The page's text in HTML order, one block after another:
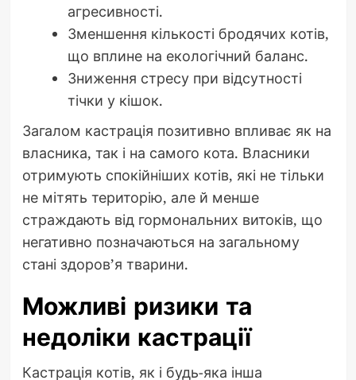
агресивності.
Зменшення кількості бродячих котів,
що вплине на екологічний баланс.
Зниження стресу при відсутності
тічки у кішок.
Загалом кастрація позитивно впливає як на
власника, так і на самого кота. Власники
отримують спокійніших котів, які не тільки
не мітять територію, але й менше
страждають від гормональних витоків, що
негативно позначаються на загальному
стані здоров’я тварини.
Можливі ризики та
недоліки кастрації
Кастрація котів, як і будь-яка інша